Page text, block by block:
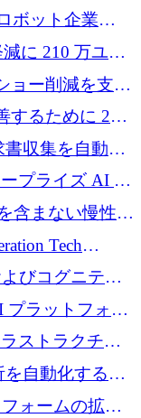
ボット企業
に 210 万ユー
ョー削減を支援
達
するために 200
書収集を自動化
プライズ AI 導
ーロを確保
含まない慢性創
に 160 万ユー
Tech
ールアップファ
びコグニティ
ームを拡張する
ドルを確保
プラットフォー
ルを調達
ストラクチャ
を調達
を自動化するた
ォームの拡大